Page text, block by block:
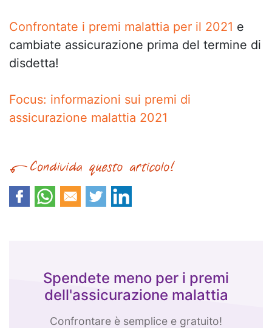
Confrontate i premi malattia per il 2021 e
cambiate assicurazione prima del termine di
disdetta!
Focus: informazioni sui premi di
assicurazione malattia 2021
Spendete meno per i premi
dell'assicurazione malattia
Confrontare è semplice e gratuito!